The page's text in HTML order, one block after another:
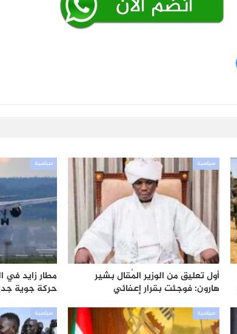
سياسية
أول تعليق من الوزير المُقال بشير
هارون: فوجئت بقرار إعفائي
سياسية
مطار زايد في
حركة جوية
سياسية سياسية